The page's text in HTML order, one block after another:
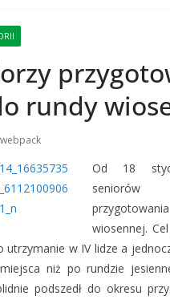
rundy
webpack
Od 18
seniorów
wiosennej.
utrzymanie w IV lidze a
niż po rundzie
podszedł do okresu